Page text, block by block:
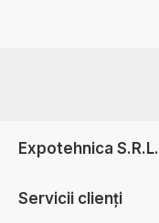
Expotehnica S.R.L.
Servicii clienți